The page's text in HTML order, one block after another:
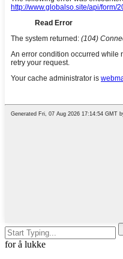
for å lukke